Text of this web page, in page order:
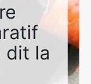
dit la